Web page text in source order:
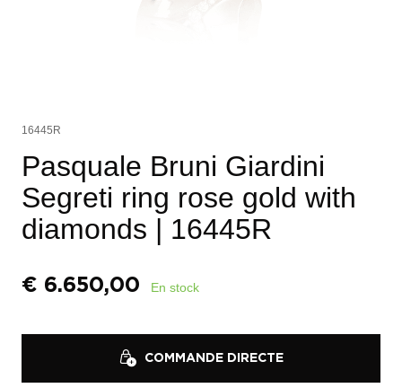
16445R
Pasquale Bruni Giardini
Segreti ring rose gold with
diamonds | 16445R
€ 6.650,00 En stock
COMMANDE DIRECTE